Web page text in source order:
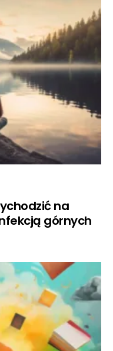
na
górnych